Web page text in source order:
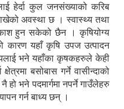
हेर्दा कुल जनसंख्याको करिब
अवस्था छ । स्वास्थ्य तथा
हुन सकेको छैन । कृषियोग्य
कारण यहाँ कृषि उपज उत्पादन
भने यहाँका कृषकहरुले केही
बसोबास गर्ने वासीन्दाको
भने पदमार्गमा नपर्ने गाउँलेहरु
गर्न बाध्य छन् ।